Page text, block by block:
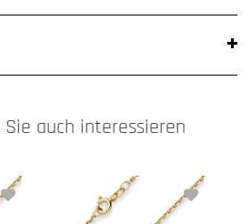
Sie auch interessieren